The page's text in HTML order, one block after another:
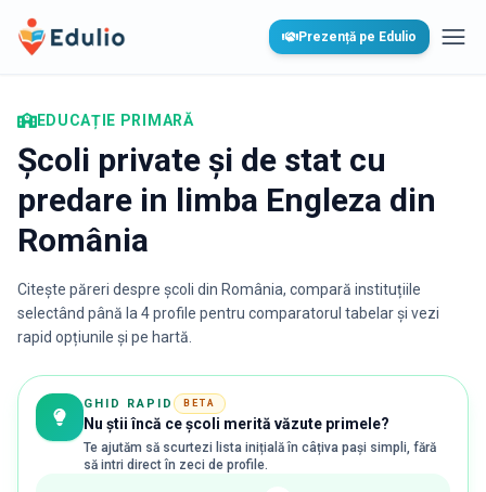
Edulio Prezență pe Edulio
EDUCAȚIE PRIMARĂ
Școli private și de stat cu
predare in limba Engleza din
România
Citește păreri despre școli din România, compară instituțiile
selectând până la 4 profile pentru comparatorul tabelar și vezi
rapid opțiunile și pe hartă.
GHID RAPID BETA
Nu știi încă ce școli merită văzute primele?
Te ajutăm să scurtezi lista inițială în câțiva pași simpli, fără
să intri direct în zeci de profile.